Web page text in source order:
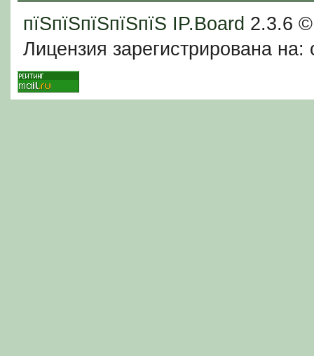
пїЅпїЅпїЅпїЅпїЅ IP.Board 2.3.6
Лицензия зарегистрирована